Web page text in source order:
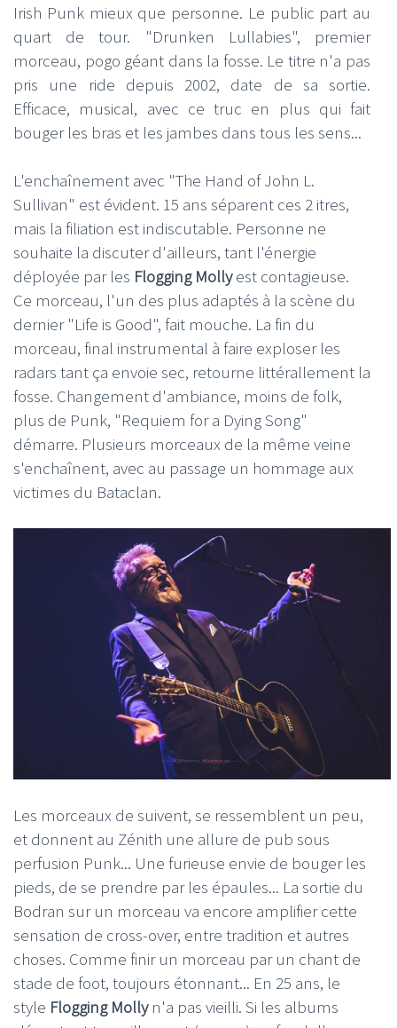
Irish Punk mieux que personne. Le public part au
quart de tour. "Drunken Lullabies", premier
morceau, pogo géant dans la fosse. Le titre n'a pas
pris une ride depuis 2002, date de sa sortie.
Efficace, musical, avec ce truc en plus qui fait
bouger les bras et les jambes dans tous les sens...
L'enchaînement avec "The Hand of John L.
Sullivan" est évident. 15 ans séparent ces 2 itres,
mais la filiation est indiscutable. Personne ne
souhaite la discuter d'ailleurs, tant l'énergie
déployée par les Flogging Mollyest contagieuse.
Ce morceau, l'un des plus adaptés à la scène du
dernier "Life is Good", fait mouche. La fin du
morceau, final instrumental à faire exploser les
radars tant ça envoie sec, retourne littérallement la
fosse. Changement d'ambiance, moins de folk,
plus de Punk, "Requiem for a Dying Song"
démarre. Plusieurs morceaux de la même veine
s'enchaînent, avec au passage un hommage aux
victimes du Bataclan.
Les morceaux de suivent, se ressemblent un peu,
et donnent au Zénith une allure de pub sous
perfusion Punk... Une furieuse envie de bouger les
pieds, de se prendre par les épaules... La sortie du
Bodran sur un morceau va encore amplifier cette
sensation de cross-over, entre tradition et autres
choses. Comme finir un morceau par un chant de
stade de foot, toujours étonnant... En 25 ans, le
style Flogging Molly n'a pas vieilli. Si les albums